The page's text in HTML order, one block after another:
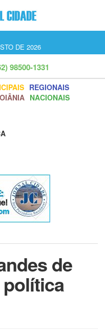
DE 2026
98500-1331
REGIONAIS
NACIONAIS
de
política